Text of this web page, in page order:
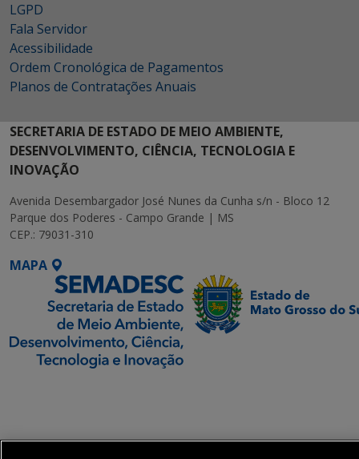
LGPD
Fala Servidor
Acessibilidade
Ordem Cronológica de Pagamentos
Planos de Contratações Anuais
SECRETARIA DE ESTADO DE MEIO AMBIENTE,
DESENVOLVIMENTO, CIÊNCIA, TECNOLOGIA E
INOVAÇÃO
Avenida Desembargador José Nunes da Cunha s/n - Bloco 12
Parque dos Poderes - Campo Grande | MS
CEP.: 79031-310
MAPA